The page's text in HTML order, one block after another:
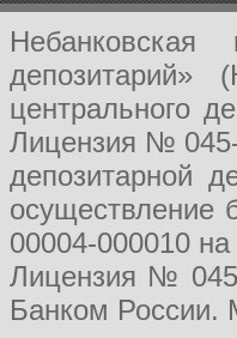
центрального
Лицензия № 045-
депозитарной
осуществление
00004-000010
Лицензия №
Банком России.